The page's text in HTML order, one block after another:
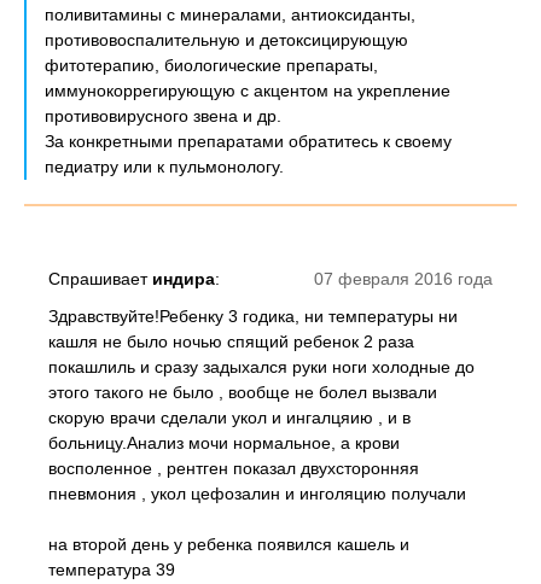
поливитамины с минералами, антиоксиданты,
противовоспалительную и детоксицирующую
фитотерапию, биологические препараты,
иммунокоррегирующую с акцентом на укрепление
противовирусного звена и др.
За конкретными препаратами обратитесь к своему
педиатру или к пульмонологу.
07 февраля 2016 года
Спрашивает индира:
Здравствуйте!Ребенку 3 годика, ни температуры ни
кашля не было ночью спящий ребенок 2 раза
покашлиль и сразу задыхался руки ноги холодные до
этого такого не было , вообще не болел вызвали
скорую врачи сделали укол и ингалцяию , и в
больницу.Анализ мочи нормальное, а крови
восполенное , рентген показал двухсторонняя
пневмония , укол цефозалин и инголяцию получали
на второй день у ребенка появился кашель и
температура 39